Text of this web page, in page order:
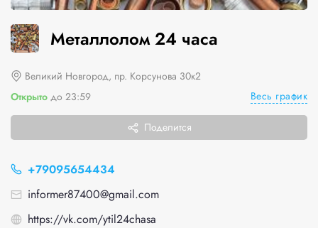
Металлолом 24 часа
Великий Новгород, пр. Корсунова 30к2
Открыто до 23:59 Весь график
Поделится
+79095654434
informer87400@gmail.com
https://vk.com/ytil24chasa